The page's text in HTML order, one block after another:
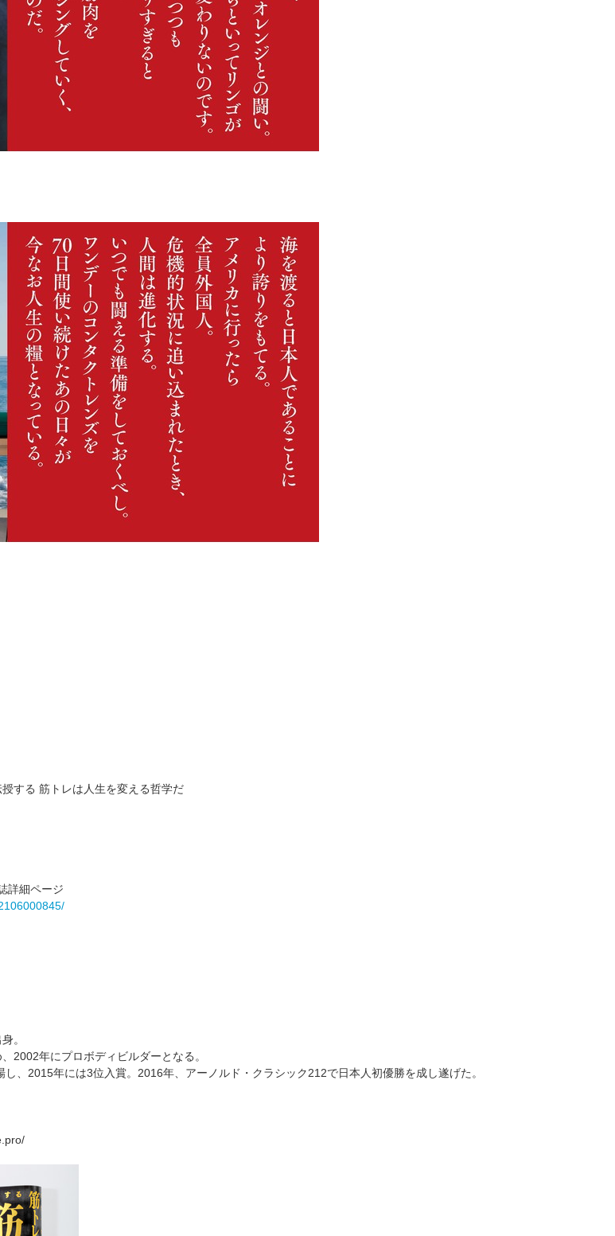
する 筋トレは人生を変える哲学だ
詳細ページ
。
2002年にプロボディビルダーとなる。
、2015年には3位入賞。2016年、アーノルド・クラシック212で日本人初優勝を成し遂げた。